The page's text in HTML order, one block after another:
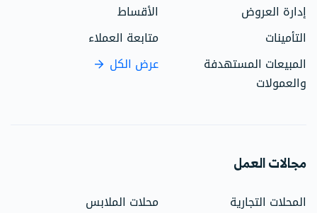
إدارة العروض
الأقساط
التأمينات
متابعة العملاء
المبيعات المستهدفة
والعمولات
عرض الكل
مجالات العمل
المحلات التجارية
محلات الملابس